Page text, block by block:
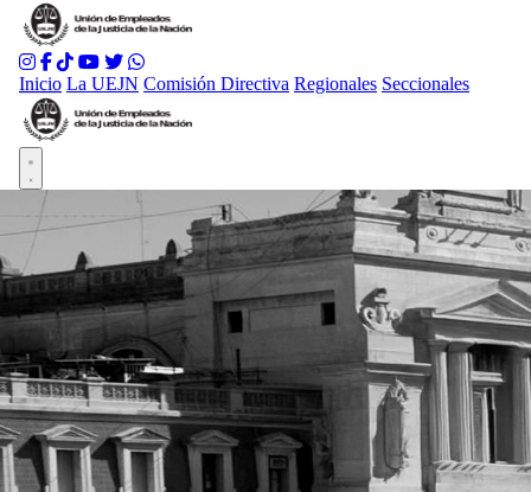
Inicio La UEJN Comisión Directiva Regionales Seccionales
Abrir menú principal